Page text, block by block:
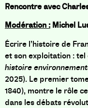
Rencontre avec
Modération : Michel
Écrire l’histoire de
et son exploitation :
histoire
2025). Le premier
1840), montre le rôle
dans les débats